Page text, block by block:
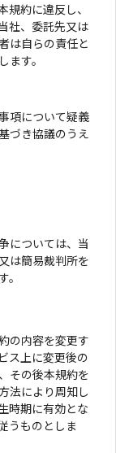
約に違反し、
社、委託先又は
は自らの責任と
す。
項について疑義
づき協議のうえ
については、当
は簡易裁判所を
の内容を変更す
ス上に変更後の
その後本規約を
法により周知し
時期に有効とな
うものとしま